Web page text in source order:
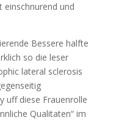
einschnurend und
Bessere halfte
so die leser
lateral sclerosis
uff diese Frauenrolle
Qualitaten“ im